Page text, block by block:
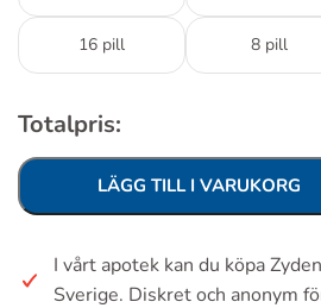
16 pill 8 pill
Totalpris:
LÄGG TILL I VARUKORG
I vårt apotek kan du köpa
Sverige. Diskret och anonym